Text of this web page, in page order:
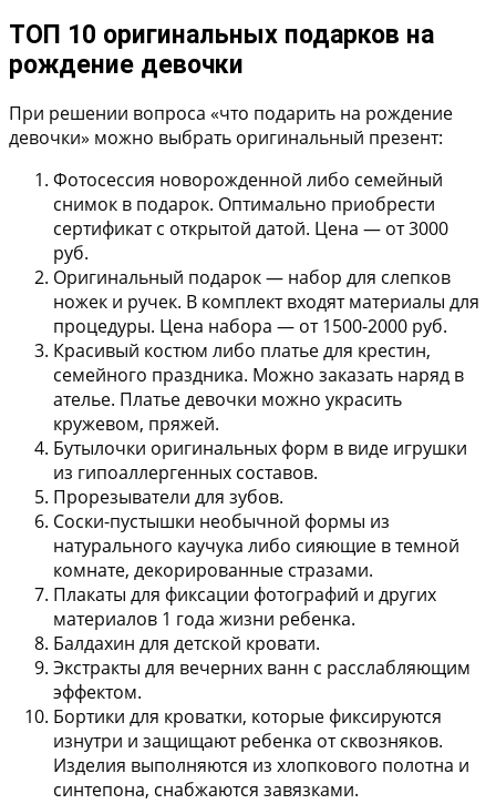
ТОП 10 оригинальных подарков на
рождение девочки
При решении вопроса «что подарить на рождение
девочки» можно выбрать оригинальный презент:
Фотосессия новорожденной либо семейный
снимок в подарок. Оптимально приобрести
сертификат с открытой датой. Цена — от 3000
руб.
Оригинальный подарок — набор для слепков
ножек и ручек. В комплект входят материалы для
процедуры. Цена набора — от 1500-2000 руб.
Красивый костюм либо платьедля крестин,
семейного праздника. Можно заказать наряд в
ателье. Платье девочки можно украсить
кружевом, пряжей.
Бутылочки оригинальных форм в виде игрушки
из гипоаллергенных составов.
Прорезыватели для зубов.
Соски-пустышки необычной формы из
натурального каучука либо сияющие в темной
комнате, декорированные стразами.
Плакаты для фиксации фотографий и других
материалов 1 года жизни ребенка.
Балдахин для детской кровати.
Экстракты для вечерних ванн с расслабляющим
эффектом.
Бортики для кроватки, которые фиксируются
изнутри и защищают ребенка от сквозняков.
Изделия выполняются из хлопкового полотна и
синтепона, снабжаются завязками.